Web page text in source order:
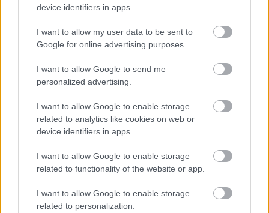
device identifiers in apps.
I want to allow my user data to be sent to
Google for online advertising purposes.
I want to allow Google to send me
personalized advertising.
I want to allow Google to enable storage
related to analytics like cookies on web or
device identifiers in apps.
I want to allow Google to enable storage
related to functionality of the website or app.
I want to allow Google to enable storage
related to personalization.
Vajas kenyér extrákkal